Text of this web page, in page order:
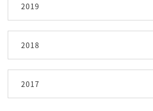
2019
2018
2017